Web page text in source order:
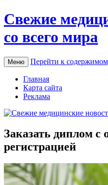
Свежие
со всего мира
Меню Перейти к
Главная
Карта сайта
Реклама
Заказать диплом с
регистрацией